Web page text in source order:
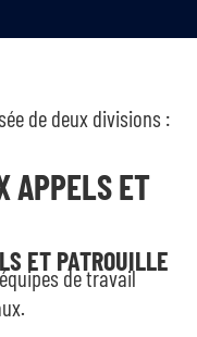
de deux divisions :
APPELS ET
ET PATROUILLE
de travail